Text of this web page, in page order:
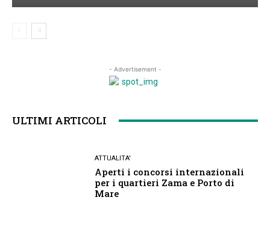
- Advertisement -
ULTIMI ARTICOLI
ATTUALITA'
Aperti i concorsi internazionali
per i quartieri Zama e Porto di
Mare